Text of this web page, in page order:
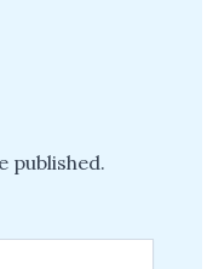
published.